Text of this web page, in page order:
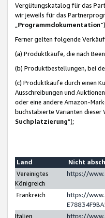
Vergütungskatalog für das
wir jeweils für das
Programmdokumentation
Ferner gelten folgende
(a) Produktkäufe, die nach
(b) Produktbestellungen, bei
(c) Produktkäufe durch einen
Ausschreibungen und
oder eine andere Amazon-
buchstabierte Varianten dieser
Suchplatzierung”);
Land
Nicht
Vereinigtes
Königreich
https://
Frankreich
https://
Italien
https://